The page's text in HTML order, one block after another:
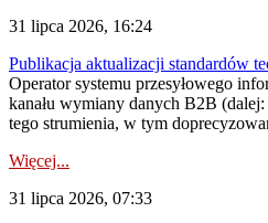
31 lipca 2026, 16:24
Publikacja aktualizacji standardów
Operator systemu przesyłowego
kanału wymiany danych B2B
tego strumienia, w tym
Więcej...
31 lipca 2026, 07:33